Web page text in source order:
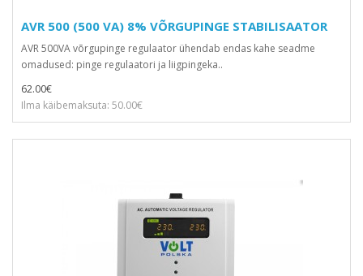
AVR 500 (500 VA) 8% VÕRGUPINGE STABILISAATOR
AVR 500VA võrgupinge regulaator ühendab endas kahe seadme
omadused: pinge regulaatori ja liigpingeka..
62.00€
Ilma käibemaksuta: 50.00€